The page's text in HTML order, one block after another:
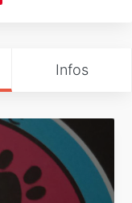
Infos